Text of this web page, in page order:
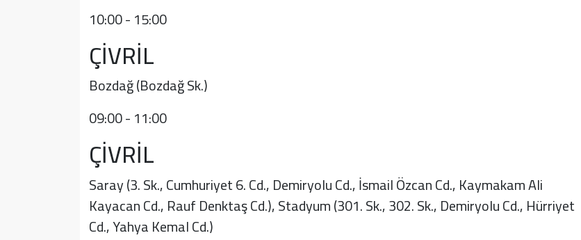
10:00 - 15:00
ÇİVRİL
Bozdağ (Bozdağ Sk.)
09:00 - 11:00
ÇİVRİL
Saray (3. Sk., Cumhuriyet 6. Cd., Demiryolu Cd., İsmail Özcan Cd., Kaymakam Ali
Kayacan Cd., Rauf Denktaş Cd.), Stadyum (301. Sk., 302. Sk., Demiryolu Cd., Hürriyet
Cd., Yahya Kemal Cd.)